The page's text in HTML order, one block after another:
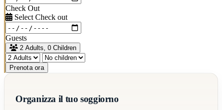
Check Out
Select Check out
Guests
2 Adults, 0 Children
Prenota ora
Organizza il tuo soggiorno